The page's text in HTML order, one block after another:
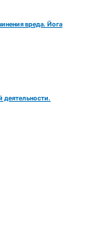
вреда. Йога
деятельности.